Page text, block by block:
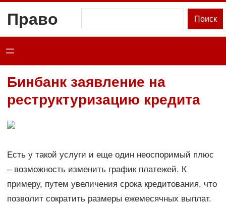
содержимому
Право Поиск
Бинбанк заявление на
реструктуризацию кредита
Есть у такой услуги и еще один неоспоримый плюс
– возможность изменить график платежей. К
примеру, путем увеличения срока кредитования, что
позволит сократить размеры ежемесячных выплат.